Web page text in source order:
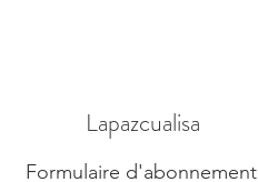
Lapazcualisa
Formulaire d'abonnement